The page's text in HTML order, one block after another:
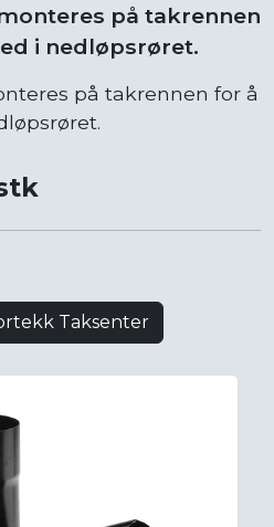
på takrennen
i nedløpsrøret.
på takrennen for å
Taksenter